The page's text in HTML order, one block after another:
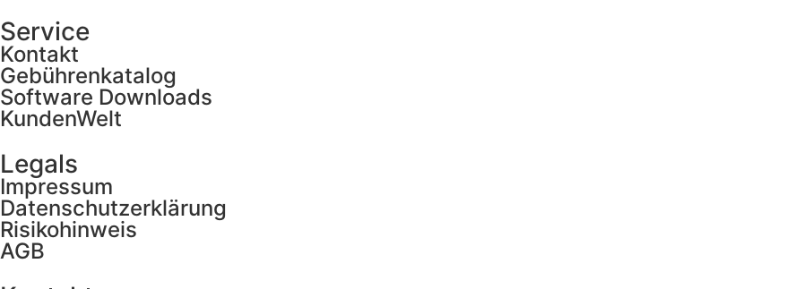
Service
Kontakt
Gebührenkatalog
Software Downloads
KundenWelt
Legals
Impressum
Datenschutzerklärung
Risikohinweis
AGB